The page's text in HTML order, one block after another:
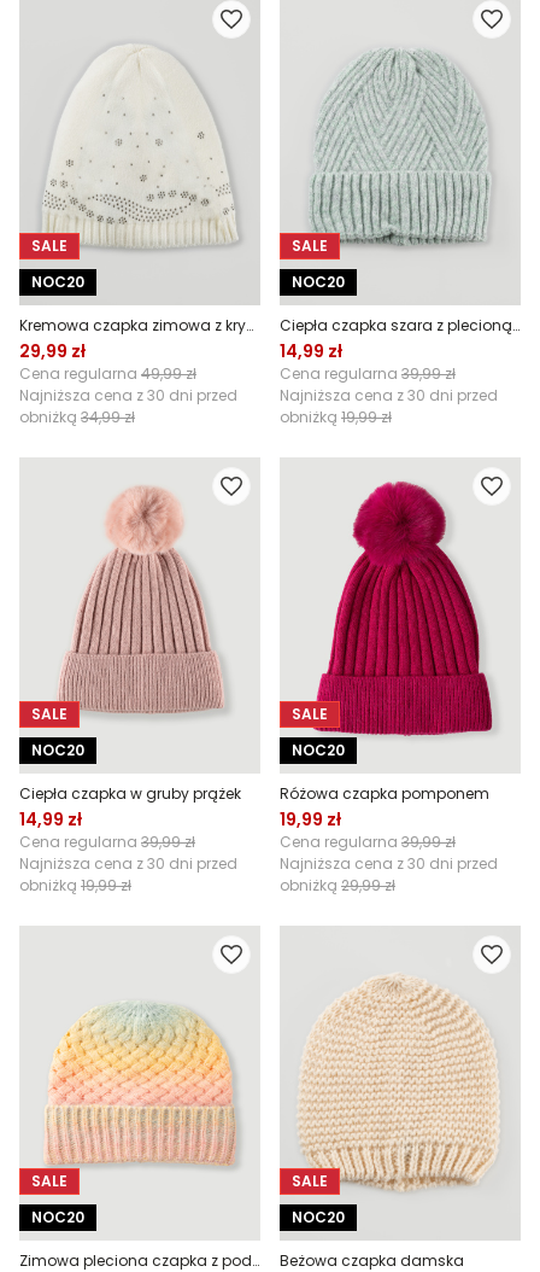
SALE
NOC20
Kremowa czapka zimowa z kryształkami
29,99 zł
Cena regularna 49,99 zł
Najniższa cena z 30 dni przed
obniżką 34,99 zł
SALE
NOC20
Ciepła czapka szara z plecioną fakturą
14,99 zł
Cena regularna 39,99 zł
Najniższa cena z 30 dni przed
obniżką 19,99 zł
SALE
NOC20
Ciepła czapka w gruby prążek
14,99 zł
Cena regularna 39,99 zł
Najniższa cena z 30 dni przed
obniżką 19,99 zł
SALE
NOC20
Różowa czapka pomponem
19,99 zł
Cena regularna 39,99 zł
Najniższa cena z 30 dni przed
obniżką 29,99 zł
SALE
NOC20
Zimowa pleciona czapka z podwinięciem
SALE
NOC20
Beżowa czapka damska